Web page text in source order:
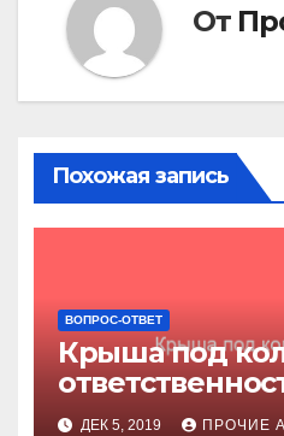
От
Похожая запись
ВОПРОС-ОТВЕТ
Крыша под
ДЕК 5, 2019 ПРОЧИЕ